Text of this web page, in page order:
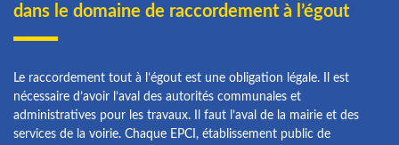
dans le domaine de raccordement à l’égout
Le raccordement tout à l’égout est une obligation légale. Il est
nécessaire d’avoir l’aval des autorités communales et
administratives pour les travaux. Il faut l’aval de la mairie et des
services de la voirie. Chaque EPCI, établissement public de